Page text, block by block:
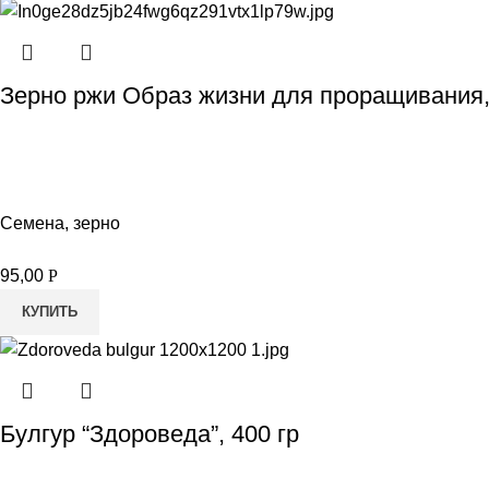
Зерно ржи Образ жизни для
Семена, зерно
95,00 Р
КУПИТЬ
Булгур “Здороведа”, 400 гр